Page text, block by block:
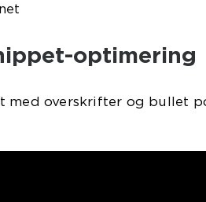
optimering
med overskrifter og bullet